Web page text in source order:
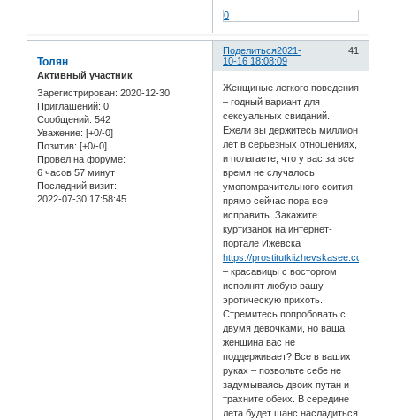
0
Поделиться 41
2021-
10-16 18:08:09
Толян
Активный участник
Зарегистрирован: 2020-12-30
Приглашений: 0
Сообщений: 542
Уважение: [+0/-0]
Позитив: [+0/-0]
Провел на форуме:
6 часов 57 минут
Последний визит:
2022-07-30 17:58:45
Женщиные легкого поведения
– годный вариант для
сексуальных свиданий.
Ежели вы держитесь миллион
лет в серьезных отношениях,
и полагаете, что у вас за все
время не случалось
умопомрачительного соития,
прямо сейчас пора все
исправить. Закажите
куртизанок на интернет-
портале Ижевска
https://prostitutkiizhevskasee.com/
– красавицы с восторгом
исполнят любую вашу
эротическую прихоть.
Стремитесь попробовать с
двумя девочками, но ваша
женщина вас не
поддерживает? Все в ваших
руках – позвольте себе не
задумываясь двоих путан и
трахните обеих. В середине
лета будет шанс насладиться